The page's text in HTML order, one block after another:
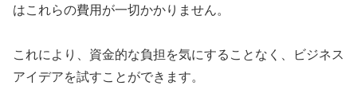
はこれらの費用が一切かかりません。
これにより、資金的な負担を気にすることなく、ビジネス
アイデアを試すことができます。